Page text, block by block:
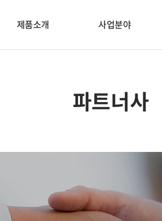
제품소개 사업분야
파트너사